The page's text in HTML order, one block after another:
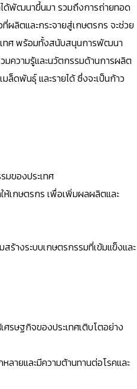
ด้พัฒนาขึ้นมา รวมถึงการถ่ายทอด
ผลิตและกระจายสู่เกษตรกร จะช่วย
ทศ พร้อมทั้งสนับสนุนการพัฒนา
มความรู้และนวัตกรรมด้านการผลิต
ล็ดพันธุ์ และรายได้ ซึ่งจะเป็นก้าว
มของประเทศ
ห้เกษตรกร เพื่อเพิ่มผลผลิตและ
ร้างระบบเกษตรกรรมที่เข้มแข็งและ
ษฐกิจของประเทศเติบโตอย่าง
ายและมีความต้านทานต่อโรคและ